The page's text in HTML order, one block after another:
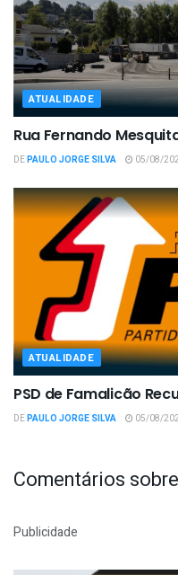
ATUALIDADE
Rua Fernando
DEPAULO JORGE SILVA 05/08/
ATUALIDADE
PSD de Famalicão
DEPAULO JORGE SILVA 05/08/
Comentários
Publicidade